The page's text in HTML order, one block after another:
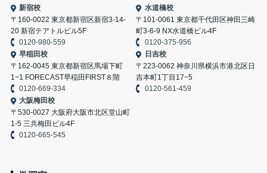
新宿校
〒160-0022 東京都新宿区新宿3-14-
20 新宿テアトルビル5F
0120-980-559
水道橋校
〒101-0061 東京都千代田区神田三崎
町3-6-9 NX水道橋ビル4F
0120-375-956
早稲田校
〒162-0045 東京都新宿区馬場下町
1−1 FORECAST早稲田FIRST８階
0120-669-334
日吉校
〒223-0062 神奈川県横浜市港北区日
吉本町1丁目17−5
0120-561-459
大阪梅田校
〒530-0027 大阪府大阪市北区堂山町
1-5 三共梅田ビル4F
0120-665-545